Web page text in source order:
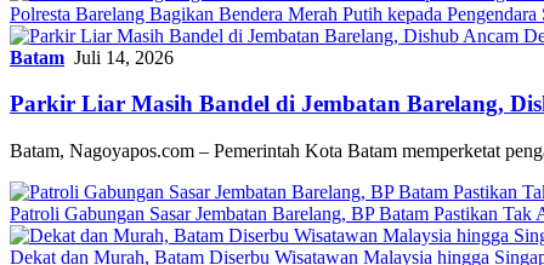
Polresta Barelang Bagikan Bendera Merah Putih kepada
Batam Juli 14, 2026
Parkir Liar Masih Bandel di Jembatan Barelang,
Batam, Nagoyapos.com – Pemerintah Kota Batam memperketat
Patroli Gabungan Sasar Jembatan Barelang, BP Batam Pastikan
Dekat dan Murah, Batam Diserbu Wisatawan Malaysia hingga